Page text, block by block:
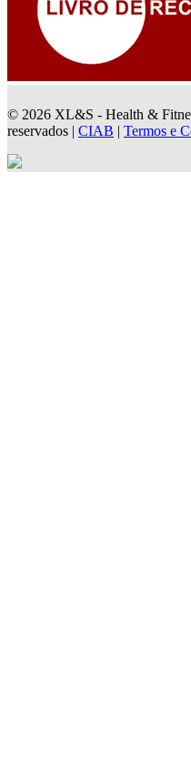
© 2026 XL&S - Health &
reservados | CIAB | Termos e